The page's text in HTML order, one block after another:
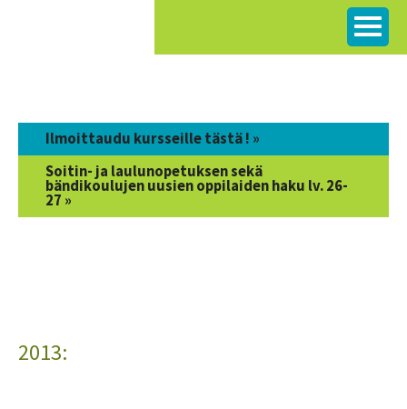
Ilmoittaudu kursseille tästä ! »
Soitin- ja laulunopetuksen sekä
bändikoulujen uusien oppilaiden haku lv. 26-
27 »
2013: